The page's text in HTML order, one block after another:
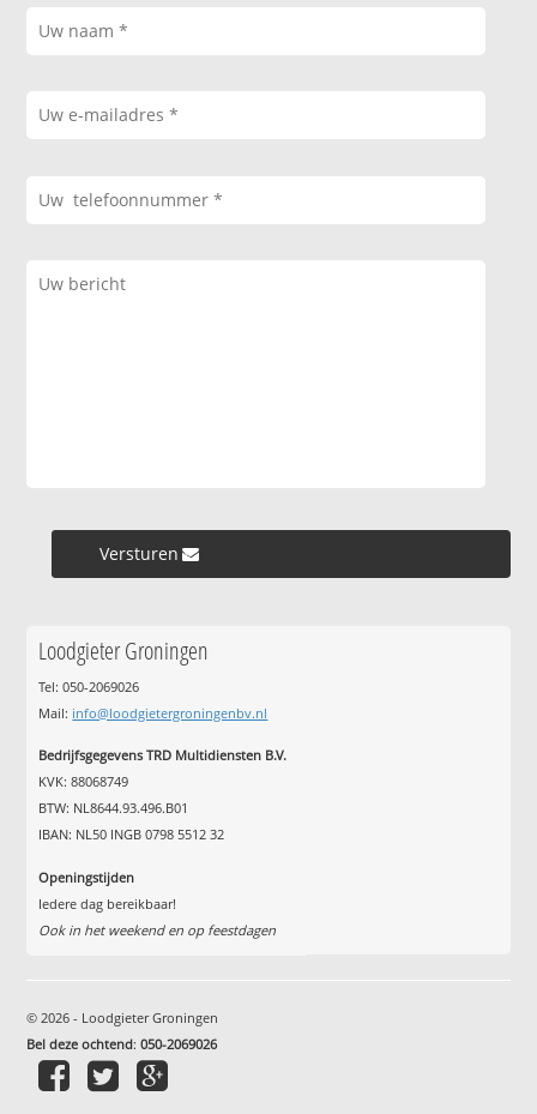
Versturen »
Loodgieter Groningen
Tel: 050-2069026
Mail: info@loodgietergroningenbv.nl
Bedrijfsgegevens TRD Multidiensten B.V.
KVK: 88068749
BTW: NL8644.93.496.B01
IBAN: NL50 INGB 0798 5512 32
Openingstijden
Iedere dag bereikbaar!
Ook in het weekend en op feestdagen
© 2026 - Loodgieter Groningen
Bel deze ochtend:050-2069026